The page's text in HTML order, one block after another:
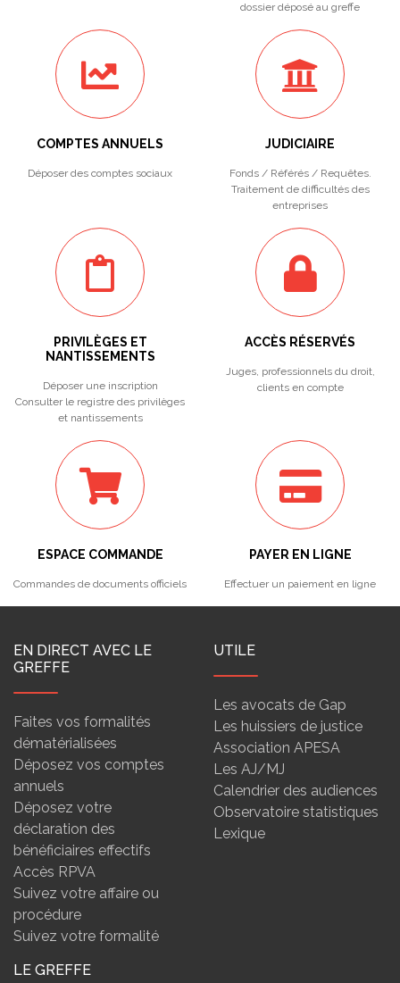
dossier déposé au greffe
COMPTES ANNUELS
Déposer des comptes sociaux
JUDICIAIRE
Fonds / Référés / Requêtes.
Traitement de difficultés des
entreprises
PRIVILÈGES ET
NANTISSEMENTS
Déposer une inscription
Consulter le registre des privilèges
et nantissements
ACCÈS RÉSERVÉS
Juges, professionnels du droit,
clients en compte
ESPACE COMMANDE
Commandes de documents officiels
PAYER EN LIGNE
Effectuer un paiement en ligne
EN DIRECT AVEC LE
GREFFE
Faites vos formalités
dématérialisées
Déposez vos comptes
annuels
Déposez votre
déclaration des
bénéficiaires effectifs
Accès RPVA
Suivez votre affaire ou
procédure
Suivez votre formalité
UTILE
Les avocats de Gap
Les huissiers de justice
Association APESA
Les AJ/MJ
Calendrier des audiences
Observatoire statistiques
Lexique
LE GREFFE